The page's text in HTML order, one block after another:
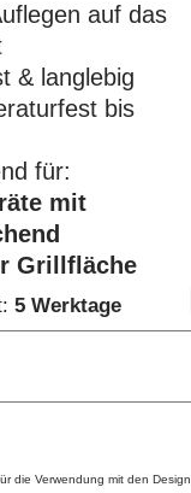
auf das
& langlebig
bis
für:
mit
Grillfläche
5 Werktage
die Verwendung mit den